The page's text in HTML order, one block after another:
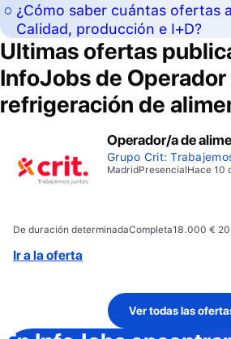
¿Cómo saber cuántas ofertas
Calidad, producción e I+D?
Ultimas ofertas
InfoJobs de Operador
refrigeración de
Operador/a de
Grupo Crit:
MadridPresencialHace 10
De duración determinadaCompleta18.000 €
Ir a la oferta
Ver todas las